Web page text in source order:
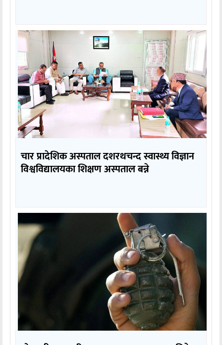
चार प्रादेशिक अस्पताल दशरथचन्द स्वास्थ्य विज्ञान
विश्वविद्यालयका शिक्षण अस्पताल बन्ने